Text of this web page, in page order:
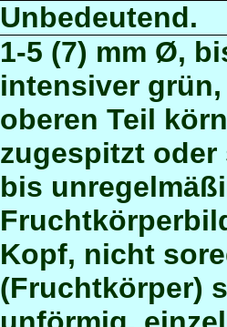
Unbedeutend.
1-5 (7) mm Ø,
intensiver
oberen Teil
zugespitzt
bis
Kopf, nicht
(Fruchtkörper)